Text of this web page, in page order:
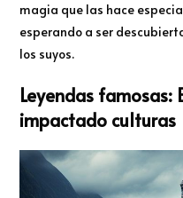
magia que las hace
esperando a ser
los suyos.
Leyendas famosas:
impactado culturas